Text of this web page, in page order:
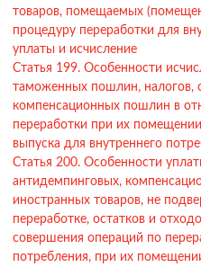
товаров, помещаемых
процедуру переработки для
уплаты и исчисление
Статья 199. Особенности
таможенных пошлин, налогов,
компенсационных пошлин в
переработки при их
выпуска для внутреннего
Статья 200. Особенности
антидемпинговых,
иностранных товаров, не
переработке, остатков и
совершения операций по
потребления, при их